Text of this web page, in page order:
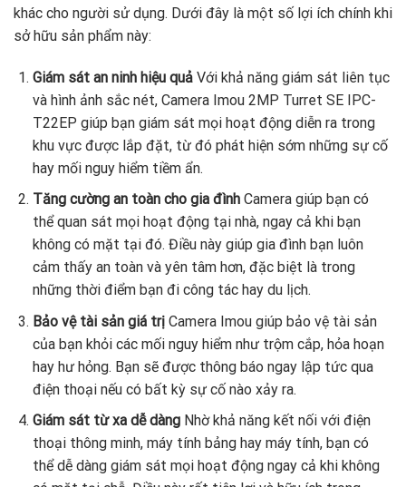
khác cho người sử dụng. Dưới đây là một số lợi ích chính khi
sở hữu sản phẩm này:
Giám sát an ninh hiệu quảVới khả năng giám sát liên tục
và hình ảnh sắc nét, Camera Imou 2MP Turret SE IPC-
T22EP giúp bạn giám sát mọi hoạt động diễn ra trong
khu vực được lắp đặt, từ đó phát hiện sớm những sự cố
hay mối nguy hiểm tiềm ẩn.
Tăng cường an toàn cho gia đìnhCamera giúp bạn có
thể quan sát mọi hoạt động tại nhà, ngay cả khi bạn
không có mặt tại đó. Điều này giúp gia đình bạn luôn
cảm thấy an toàn và yên tâm hơn, đặc biệt là trong
những thời điểm bạn đi công tác hay du lịch.
Bảo vệ tài sản giá trịCamera Imou giúp bảo vệ tài sản
của bạn khỏi các mối nguy hiểm như trộm cắp, hỏa hoạn
hay hư hỏng. Bạn sẽ được thông báo ngay lập tức qua
điện thoại nếu có bất kỳ sự cố nào xảy ra.
Giám sát từ xa dễ dàngNhờ khả năng kết nối với điện
thoại thông minh, máy tính bảng hay máy tính, bạn có
thể dễ dàng giám sát mọi hoạt động ngay cả khi không